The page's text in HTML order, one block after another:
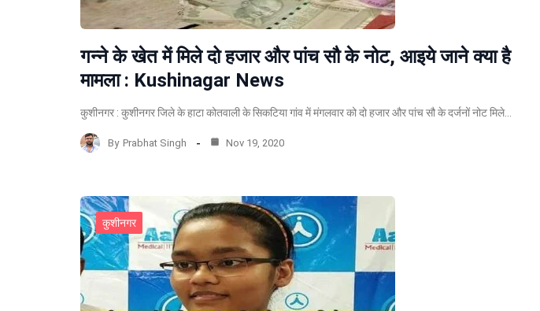
गन्ने के खेत में मिले दो हजार और पांच सौ के नोट, आइये जाने क्या है
मामला : Kushinagar News
कुशीनगर : कुशीनगर जिले के हाटा कोतवाली के सिकटिया गांव में मंगलवार को दो हजार और पांच सौ के दर्जनों नोट मिले…
By Prabhat Singh Nov 19, 2020
कुशीनगर